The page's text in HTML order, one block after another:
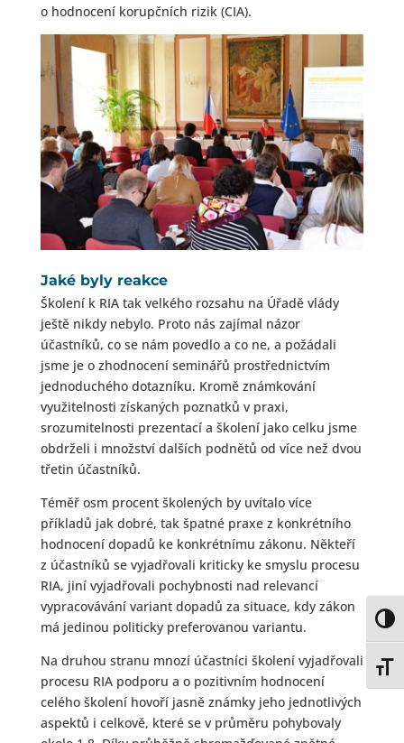
o hodnocení korupčních rizik (CIA).
Jaké byly reakce
Školení k RIA tak velkého rozsahu na Úřadě vlády
ještě nikdy nebylo. Proto nás zajímal názor
účastníků, co se nám povedlo a co ne, a požádali
jsme je o zhodnocení seminářů prostřednictvím
jednoduchého dotazníku. Kromě známkování
využitelnosti získaných poznatků v praxi,
srozumitelnosti prezentací a školení jako celku jsme
obdrželi i množství dalších podnětů od více než dvou
třetin účastníků.
Téměř osm procent školených by uvítalo více
příkladů jak dobré, tak špatné praxe z konkrétního
hodnocení dopadů ke konkrétnímu zákonu. Někteří
z účastníků se vyjadřovali kriticky ke smyslu procesu
RIA, jiní vyjadřovali pochybnosti nad relevancí
vypracovávání variant dopadů za situace, kdy zákon
má jedinou politicky preferovanou variantu.
Na druhou stranu mnozí účastníci školení vyjadřovali
procesu RIA podporu a o pozitivním hodnocení
celého školení hovoří jasně známky jeho jednotlivých
aspektů i celkově, které se v průměru pohybovaly